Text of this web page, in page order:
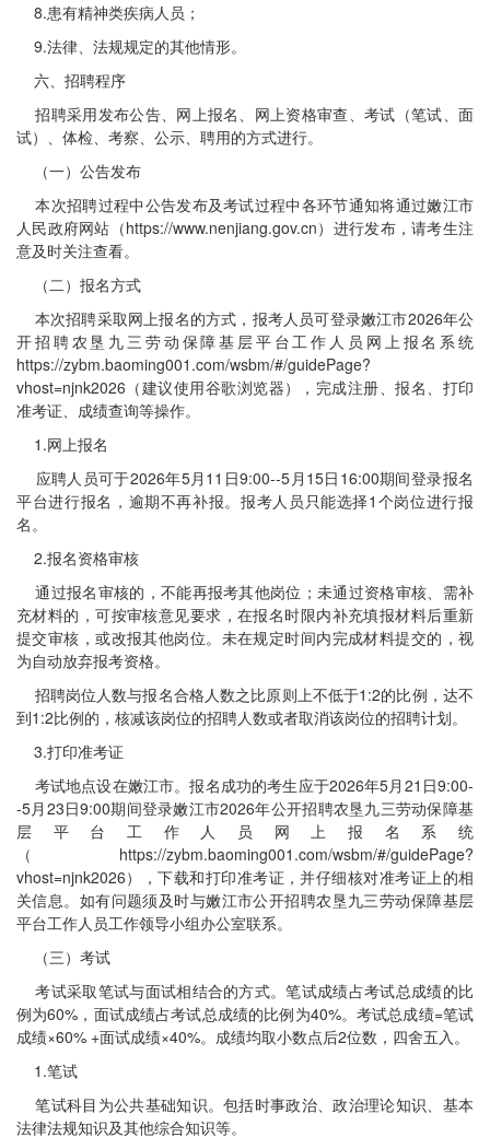
8.患有精神类疾病人员；
9.法律、法规规定的其他情形。
六、招聘程序
招聘采用发布公告、网上报名、网上资格审查、考试（笔试、面
试）、体检、考察、公示、聘用的方式进行。
（一）公告发布
本次招聘过程中公告发布及考试过程中各环节通知将通过嫩江市
人民政府网站（https://www.nenjiang.gov.cn）进行发布，请考生注
意及时关注查看。
（二）报名方式
本次招聘采取网上报名的方式，报考人员可登录嫩江市2026年公
开招聘农垦九三劳动保障基层平台工作人员网上报名系统
https://zybm.baoming001.com/wsbm/#/guidePage?
vhost=njnk2026（建议使用谷歌浏览器），完成注册、报名、打印
准考证、成绩查询等操作。
1.网上报名
应聘人员可于2026年5月11日9:00--5月15日16:00期间登录报名
平台进行报名，逾期不再补报。报考人员只能选择1个岗位进行报
名。
2.报名资格审核
通过报名审核的，不能再报考其他岗位；未通过资格审核、需补
充材料的，可按审核意见要求，在报名时限内补充填报材料后重新
提交审核，或改报其他岗位。未在规定时间内完成材料提交的，视
为自动放弃报考资格。
招聘岗位人数与报名合格人数之比原则上不低于1:2的比例，达不
到1:2比例的，核减该岗位的招聘人数或者取消该岗位的招聘计划。
3.打印准考证
考试地点设在嫩江市。报名成功的考生应于2026年5月21日9:00-
-5月23日9:00期间登录嫩江市2026年公开招聘农垦九三劳动保障基
层平台工作人员网上报名系统
（https://zybm.baoming001.com/wsbm/#/guidePage?
vhost=njnk2026），下载和打印准考证，并仔细核对准考证上的相
关信息。如有问题须及时与嫩江市公开招聘农垦九三劳动保障基层
平台工作人员工作领导小组办公室联系。
（三）考试
考试采取笔试与面试相结合的方式。笔试成绩占考试总成绩的比
例为60%，面试成绩占考试总成绩的比例为40%。考试总成绩=笔试
成绩×60% +面试成绩×40%。成绩均取小数点后2位数，四舍五入。
1.笔试
笔试科目为公共基础知识。包括时事政治、政治理论知识、基本
法律法规知识及其他综合知识等。